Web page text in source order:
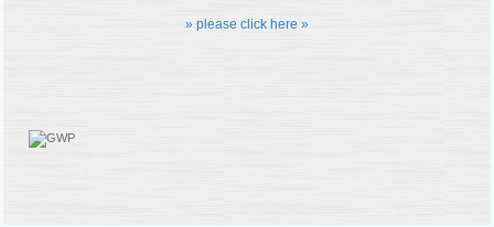
» please click here »